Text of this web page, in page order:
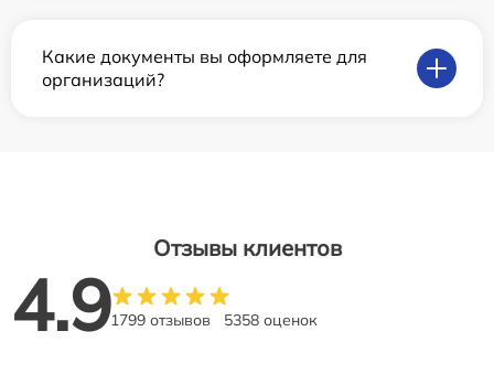
Какие документы вы оформляете для
организаций?
Отзывы клиентов
4.91799 отзывов 5358 оценок